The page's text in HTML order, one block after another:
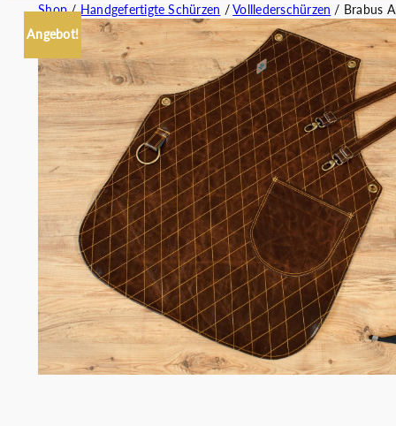
Barista
Kellner
Somelie
Shop/Handgefertigte Schürzen /Volllederschürzen / Brabus
Angebot!